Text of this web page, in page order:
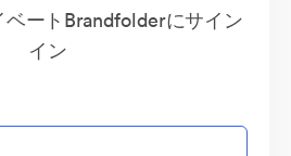
ートBrandfolderにサイン
イン